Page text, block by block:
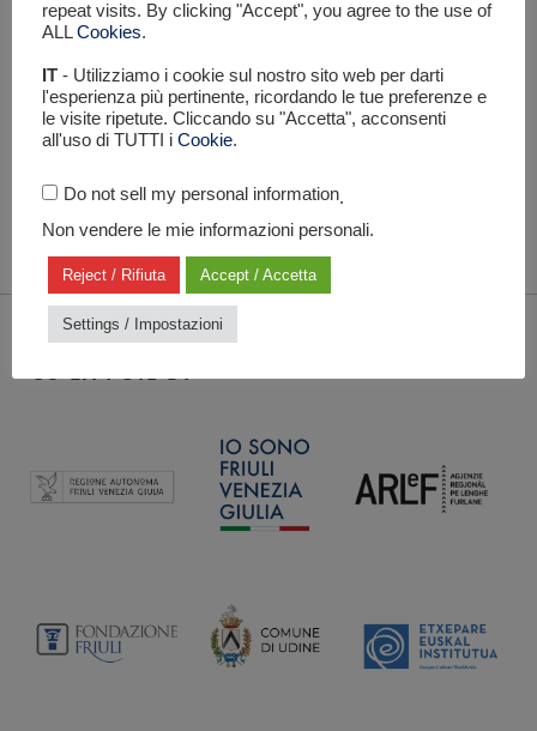
CU LA POIE DI
repeat visits. By clicking "Accept", you agree to the use of
ALLCookies.
IT - Utilizziamo i cookie sul nostro sito web per darti
l'esperienza più pertinente, ricordando le tue preferenze e
le visite ripetute. Cliccando su "Accetta", acconsenti
all'uso di TUTTI i Cookie.
Do not sell my personal information.
Non vendere le mie informazioni personali.
Reject / Rifiuta Accept / Accetta
Settings / Impostazioni